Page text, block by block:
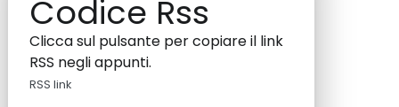
Codice Rss
Clicca sul pulsante per copiare il link
RSS negli appunti.
RSS link